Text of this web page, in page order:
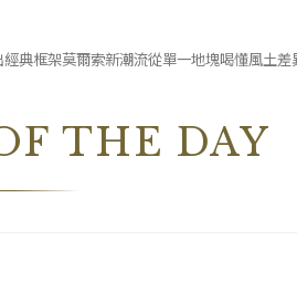
經典框架莫爾索新潮流從單一地塊喝懂
THE DAY